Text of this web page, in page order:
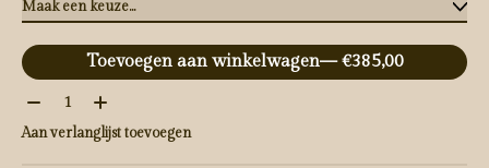
Toevoegen aan winkelwagen
— €385,00
Aantal:
Aan verlanglijst toevoegen